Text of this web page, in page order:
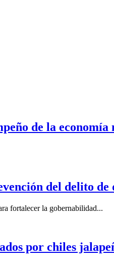
de la economía
del delito
fortalecer la gobernabilidad...
por chiles